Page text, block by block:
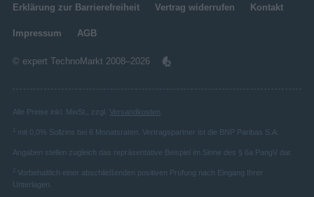
Erklärung zur Barrierefreiheit Vertrag widerrufen Kontakt
Impressum AGB
© expert TechnoMarkt 2008–2026
Alle Preise inkl. MwSt., zzgl. Versandkosten
1 mit 0,0% Sollzins bei 6 Monatsraten. Vertragspartner ist die BNP Paribas S.A.
Angaben stellen zugleich das repräsentative Beispiel im Sinne des § 6a PangV dar.
2 Vorbehaltlich einer abschließenden positiven Prüfung nach Eingang Ihrer
Unterlagen.